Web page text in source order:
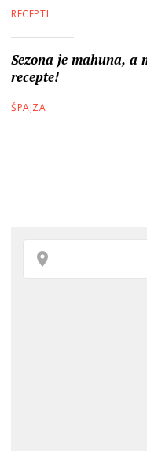
RECEPTI
Sezona je mahuna, a
recepte!
ŠPAJZA